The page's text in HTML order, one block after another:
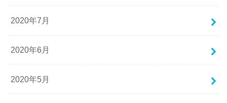
2020年7月
2020年6月
2020年5月